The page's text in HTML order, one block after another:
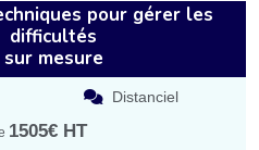
pour gérer les
difficultés
sur mesure
Distanciel
1505€ HT